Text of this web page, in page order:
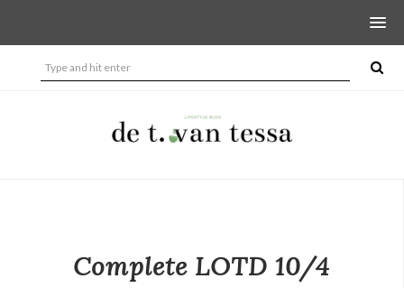
Complete LOTD 10/4